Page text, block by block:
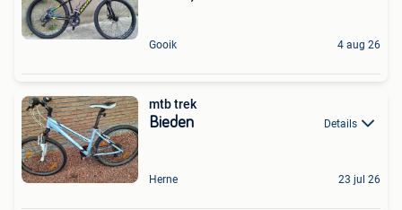
Gooik 4 aug 26
mtb trek
Bieden Details
Herne 23 jul 26